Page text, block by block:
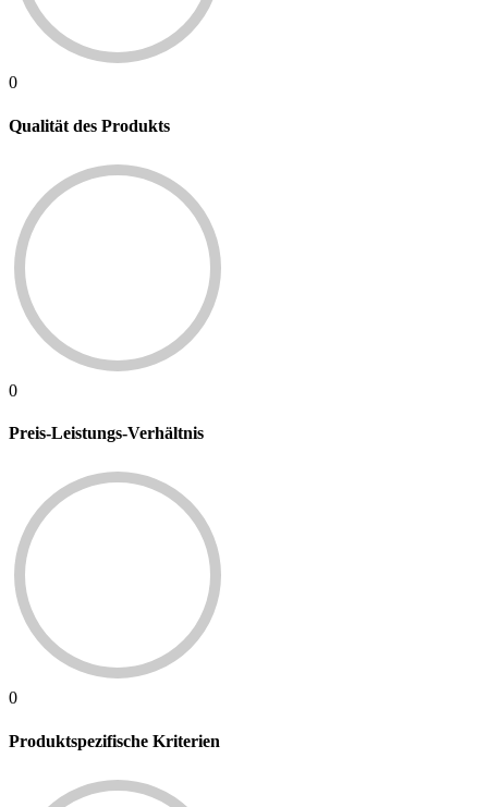
0
Qualität des Produkts
0
Preis-Leistungs-Verhältnis
0
Produktspezifische Kriterien